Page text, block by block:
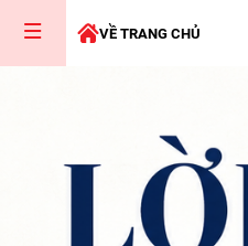
VỀ TRANG CHỦ